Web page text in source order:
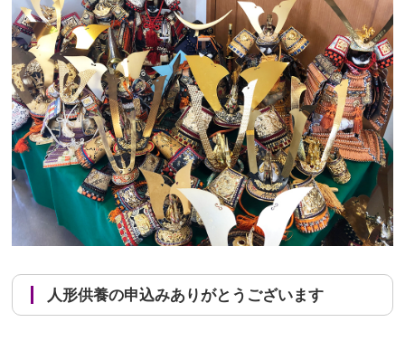
人形供養の申込みありがとうございます